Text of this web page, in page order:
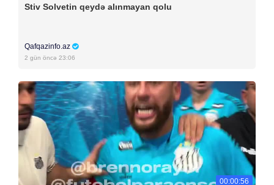
Stiv Solvetin qeydə alınmayan qolu
Qafqazinfo.az
2 gün öncə 23:06
00:00:56